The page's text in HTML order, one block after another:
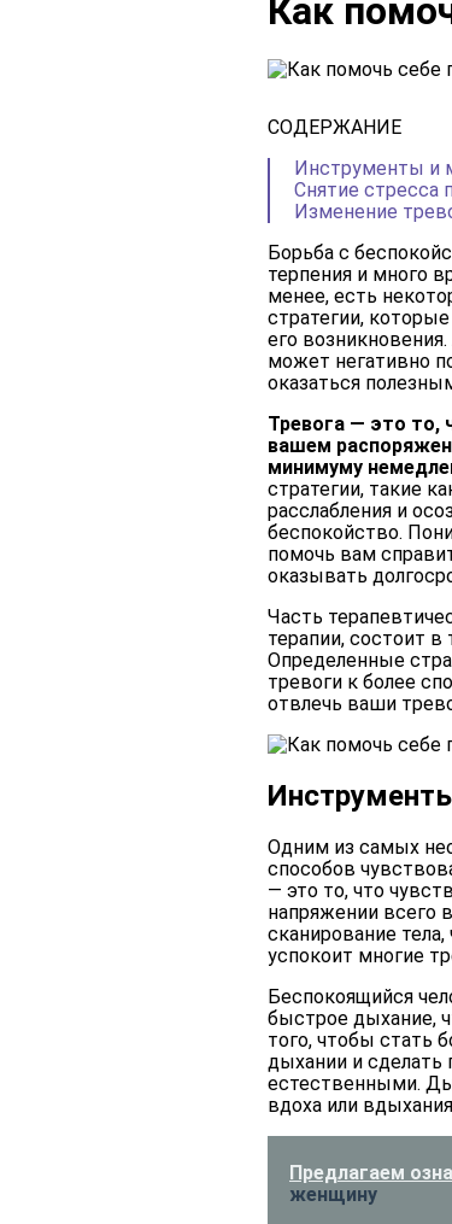
Как
СОДЕРЖАНИЕ
Инструменты и
Снятие стресса
Изменение
Борьба с
терпения и много
менее, есть
стратегии,
его
может негативно
оказаться
Тревога — это то,
вашем
минимуму
стратегии, такие
расслабления и
беспокойство.
помочь вам
оказывать
Часть
терапии, состоит
Определенные
тревоги к более
отвлечь ваши
Одним из самых
способов
— это то, что
напряжении всего
сканирование
успокоит многие
Беспокоящийся
быстрое дыхание,
того, чтобы стать
дыхании и
естественными.
вдоха или
Предлагаем
женщину